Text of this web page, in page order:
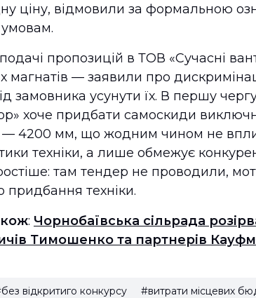
ціну, відмовили за формальною
пропозицій в ТОВ «Сучасні
магнатів — заявили про
замовника усунути їх. В першу
хоче придбати самоскиди
4200 мм, що жодним чином не
техніки, а лише обмежує
там тендер не проводили,
придбання техніки.
: Чорнобаївська сільрада
Тимошенко та партнерів
відкритиго конкурсу #витрати місцевих